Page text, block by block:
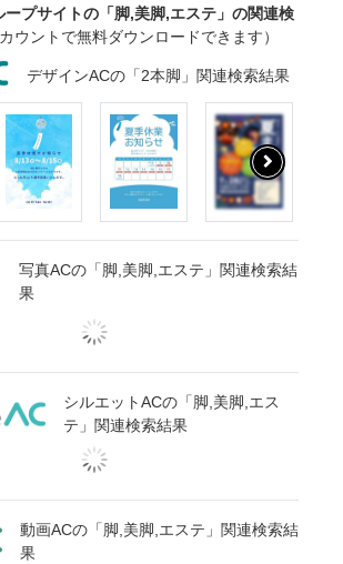
ープサイトの「脚,美脚,エステ」の関連検
カウントで無料ダウンロードできます）
デザインACの「2本脚」関連検索結果
写真ACの「脚,美脚,エステ」関連検索結
果
シルエットACの「脚,美脚,エス
テ」関連検索結果
動画ACの「脚,美脚,エステ」関連検索結
果